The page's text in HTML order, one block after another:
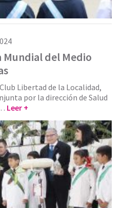
del Medio
Libertad de la Localidad,
por la dirección de Salud
Leer +